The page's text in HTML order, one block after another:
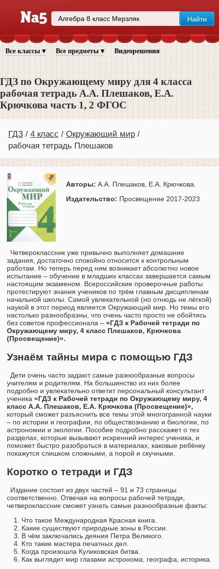
Все классы ▾ Все предметы ▾ Видеорешения
ГДЗ по Окружающему миру для 4 класса
рабочая тетрадь А.А. Плешаков, Е.А.
Крючкова часть 1, 2 ФГОС
ГДЗ 4 класс
Окружающий мир
рабочая тетрадь Плешаков
Авторы: А.А. Плешаков, Е.А. Крючкова.
Издательство: Просвещение 2017-2023
Четвероклассник уже привычно выполняет домашние
задания, достаточно спокойно относится к контрольным
работам. Но теперь перед ним возникает абсолютно новое
испытание – обучение в младших классах завершается самым
настоящим экзаменом. Всероссийские проверочные работы
протестируют знания учеников по трём главным дисциплинам
начальной школы. Самой увлекательной (но отнюдь не лёгкой)
наукой в этот период является Окружающий мир. Но темы его
настолько разнообразны, что очень часто просто не обойтись
без советов профессионала – «ГДЗ к Рабочей тетради по
Окружающему миру, 4 класс Плешаков, Крючкова
(Просвещение)».
Узнаём тайны мира с помощью ГДЗ
Дети очень часто задают самые разнообразные вопросы
учителям и родителям. На большинство из них более
подробно и увлекательно ответит персональный консультант
ученика «ГДЗ к Рабочей тетради по Окружающему миру, 4
класс А.А. Плешаков, Е.А. Крючкова (Просвещение)»,
который сможет разъяснить все темы этой многогранной науки
– по истории и географии, по обществознанию и биологии, по
астрономии и экологии. Пособие подробно расскажет о тех
разделах, которые вызывают искренний интерес ученика, и
поможет быстро разобраться в материалах, каковые ребёнку
покажутся слишком сложными, а порой и скучными.
Коротко о тетради и ГДЗ
Издание состоит из двух частей – 91 и 73 страницы
соответственно. Отвечая на вопросы рабочей тетради,
четвероклассник сможет узнать самые разнообразные факты:
Что такое Международная Красная книга.
Какие существуют природные зоны в России.
В чём заключались деяния Петра Великого.
Кто такие мастера печатных дел.
Когда произошла Куликовская битва.
Как выглядит мир глазами астронома, географа, историка.